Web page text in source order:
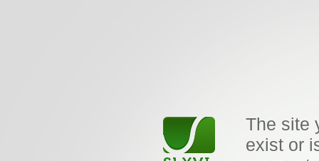
The site
exist or